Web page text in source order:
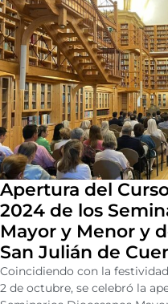
Apertura del
2024 de los
Mayor y Menor y
San Julián de
Coincidiendo con la
2 de octubre, se celebró la